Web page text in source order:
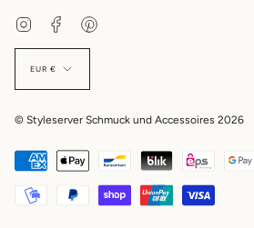
InstagramFacebook
EUR €
© Styleserver Schmuck und Accessoires 2026